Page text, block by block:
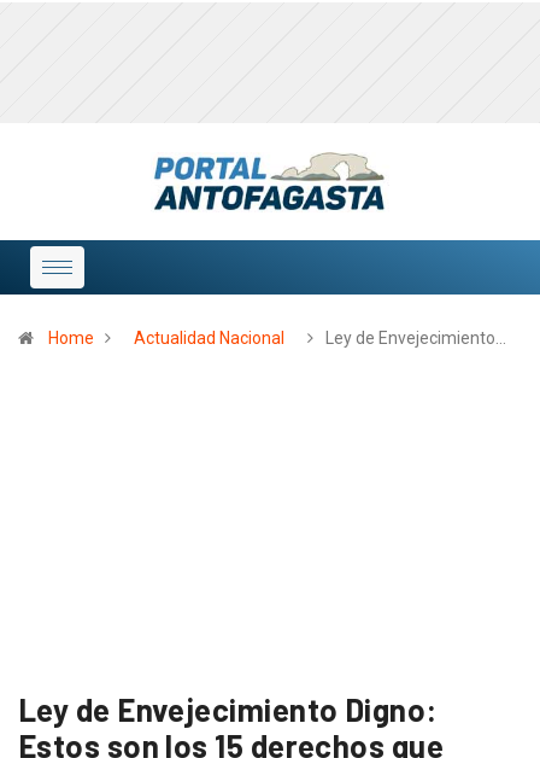
Home Actualidad Nacional Ley de Envejecimiento…
Ley de Envejecimiento Digno:
Estos son los 15 derechos que